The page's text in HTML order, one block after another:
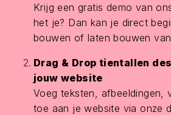
Krijg een gratis demo van
het je? Dan kan je direct
bouwen of laten bouwen
Drag & Drop tientallen
jouw website
Voeg teksten, afbeeldingen,
toe aan je website via onze